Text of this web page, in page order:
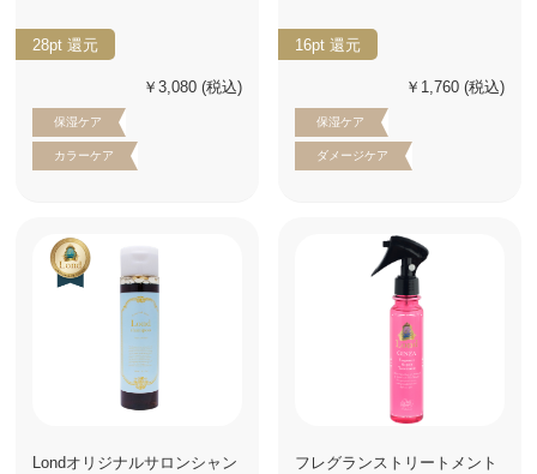
28pt 還元
￥3,080 (税込)
保湿ケア
カラーケア
16pt 還元
￥1,760 (税込)
保湿ケア
ダメージケア
Londオリジナルサロンシャン
フレグランストリートメント